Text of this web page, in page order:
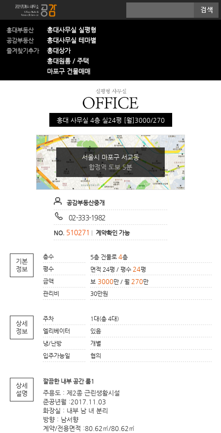
홍대부동산
공감부동산
즐겨찾기추가
홍대사무실 실평형
홍대사무실 테마별
홍대상가
홍대원룸 / 주택
마포구 건물매매
서울시 마포구 서교동
합정역 도보 5분
홍대 사무실 4층 실24평 [월]3000/270
공감부동산중개
02-333-1982
NO. 510271 계약확인 가능
기본
정보
층수 5층 건물로 4층
평수
면적 24평 / 평수 24평
금액
보3000만 / 월 270만
관리비
30만원
상세
정보
주차
1대(총 4대)
엘리베이터
있음
냉/난방
개별
입주가능일
협의
상세
설명
깔끔한 내부 공간 룸1
주용도 : 제2종 근린생활시설
준공년월 :2017.11.03
화장실 : 내부 남 녀 분리
방향 : 남서향
계약/전용면적 :80.62㎡/80.62㎡